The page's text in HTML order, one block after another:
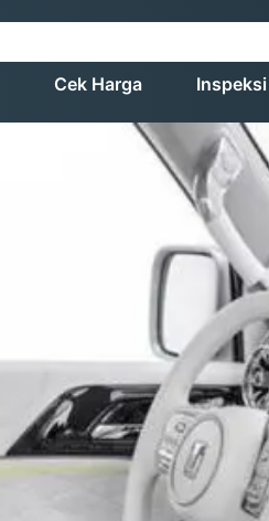
Cek Harga Inspeksi